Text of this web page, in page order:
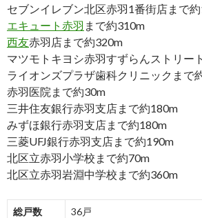
セブンイレブン北区赤羽1番街店まで
エキュート赤羽 まで約310m
西友赤羽店まで約320m
マツモトキヨシ赤羽すずらんストリー
ライオンズプラザ歯科クリニックまで
赤羽医院まで約30m
三井住友銀行赤羽支店まで約180m
みずほ銀行赤羽支店まで約180m
三菱UFJ銀行赤羽支店まで約190m
北区立赤羽小学校まで約70m
北区立赤羽岩淵中学校まで約360m
総戸数 36戸